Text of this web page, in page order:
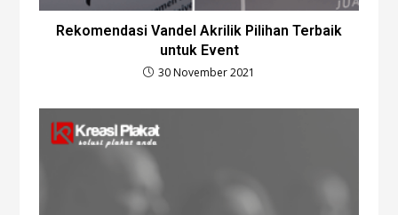
Rekomendasi Vandel Akrilik Pilihan Terbaik
untuk Event
30 November 2021